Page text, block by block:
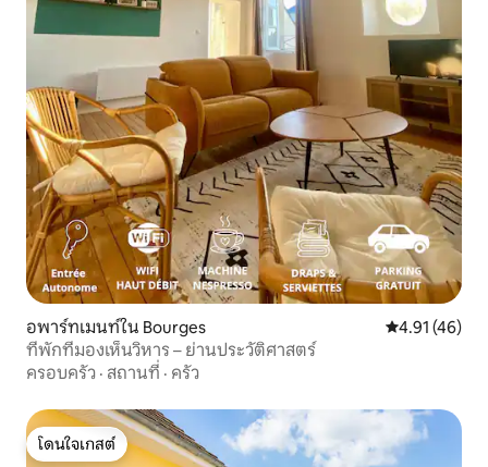
อพาร์ทเมนท์ใน Bourges คะแนนเฉลี่ย
4.91 (46)
ที่พักที่มองเห็นวิหาร – ย่านประวัติศาสตร์
ครอบครัว · สถานที่ · ครัว
โดนใจเกสต์
โดนใจเกสต์